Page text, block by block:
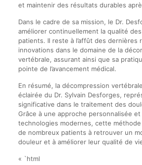
et maintenir des résultats durables
Dans le cadre de sa mission, le Dr.
améliorer continuellement la qualité
patients. Il reste à l’affût des dernières
innovations dans le domaine de la
vertébrale, assurant ainsi que sa
pointe de l’avancement médical.
En résumé, la décompression
éclairée du Dr. Sylvain Desforges,
significative dans le traitement des
Grâce à une approche personnalisée
technologies modernes, cette méthode
de nombreux patients à retrouver un
douleur et à améliorer leur qualité de
« `html